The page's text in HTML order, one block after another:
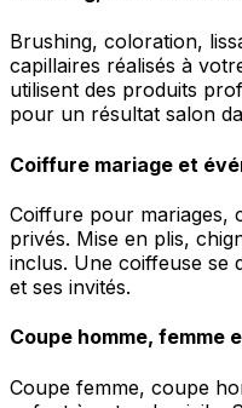
Brushing, coloration,
capillaires réalisés à
utilisent des produits
pour un résultat salon
Coiffure mariage et
Coiffure pour mariages,
privés. Mise en plis,
inclus. Une coiffeuse se
et ses invités.
Coupe homme, femme
Coupe femme, coupe